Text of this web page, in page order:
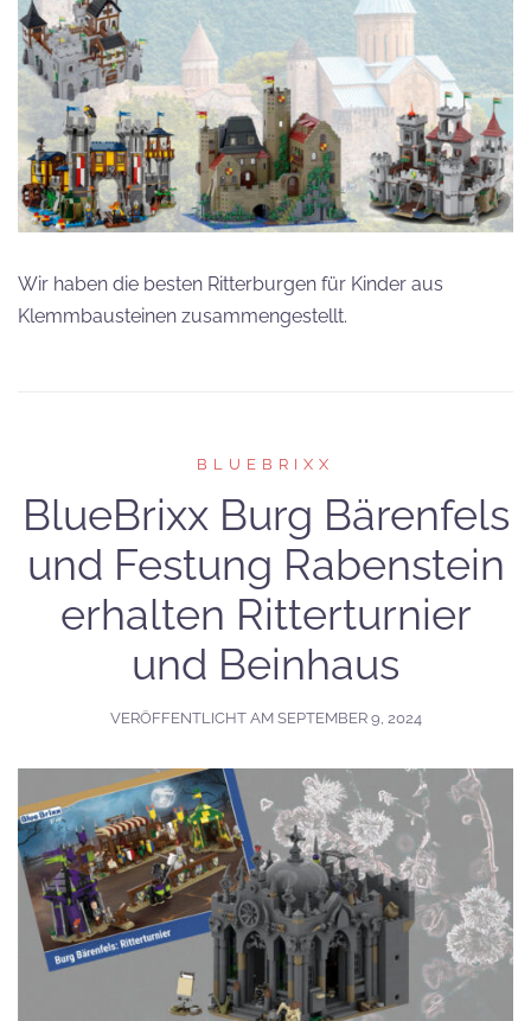
Wir haben die besten Ritterburgen für Kinder aus
Klemmbausteinen zusammengestellt.
BLUEBRIXX
BlueBrixx Burg Bärenfels
und Festung Rabenstein
erhalten Ritterturnier
und Beinhaus
VERÖFFENTLICHT AM SEPTEMBER 9, 2024